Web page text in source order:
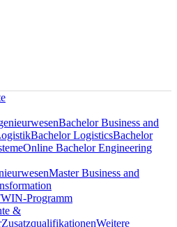
Bachelor Business and
Bachelor LogisticsBachelor
Online Bachelor Engineering
Master Business and
Programm
&
ZusatzqualifikationenWeitere